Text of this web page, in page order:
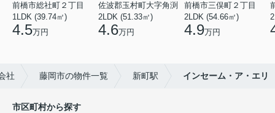
前橋市総社町２丁目
1LDK (39.74㎡)
4.5万円
佐波郡玉村町大字角渕
2LDK (51.33㎡)
4.6万円
前橋市三俣町２丁目
2LDK (54.66㎡)
4.9万円
社 藤岡市の物件一覧 新町駅 インセーム・ア・エリ
市区町村から探す